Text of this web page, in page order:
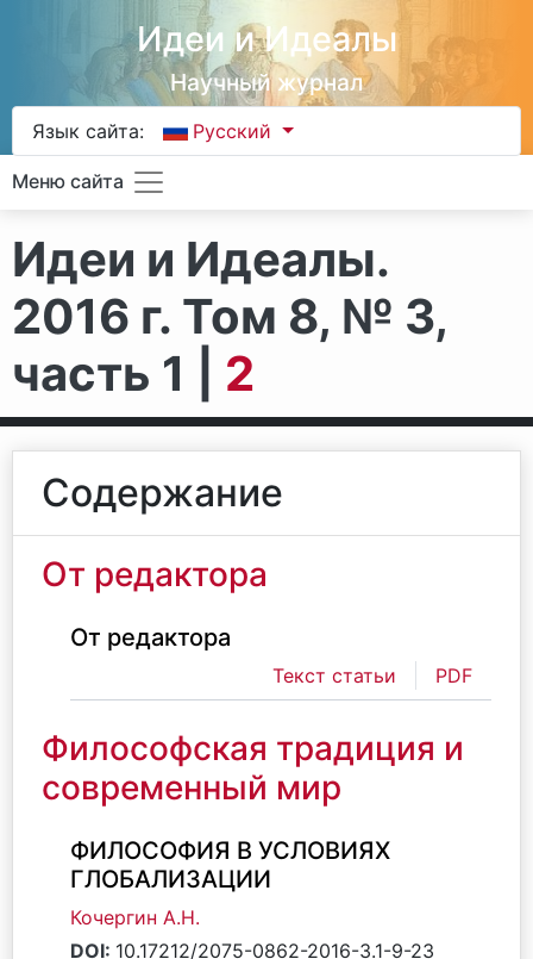
Идеи и Идеалы
Научный журнал
Язык сайта: Русский
Меню сайта
Идеи и Идеалы.
2016 г. Том 8, № 3,
часть 1 | 2
Содержание
От редактора
От редактора
Текст статьи PDF
Философская традиция и
современный мир
ФИЛОСОФИЯ В УСЛОВИЯХ
ГЛОБАЛИЗАЦИИ
Кочергин А.Н.
DOI: 10.17212/2075-0862-2016-3.1-9-23